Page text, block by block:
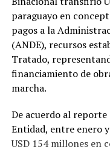
paraguayo en
pagos a la
(ANDE), recursos
Tratado,
financiamiento de
marcha.
De acuerdo al
Entidad, entre enero
USD 154 millones en